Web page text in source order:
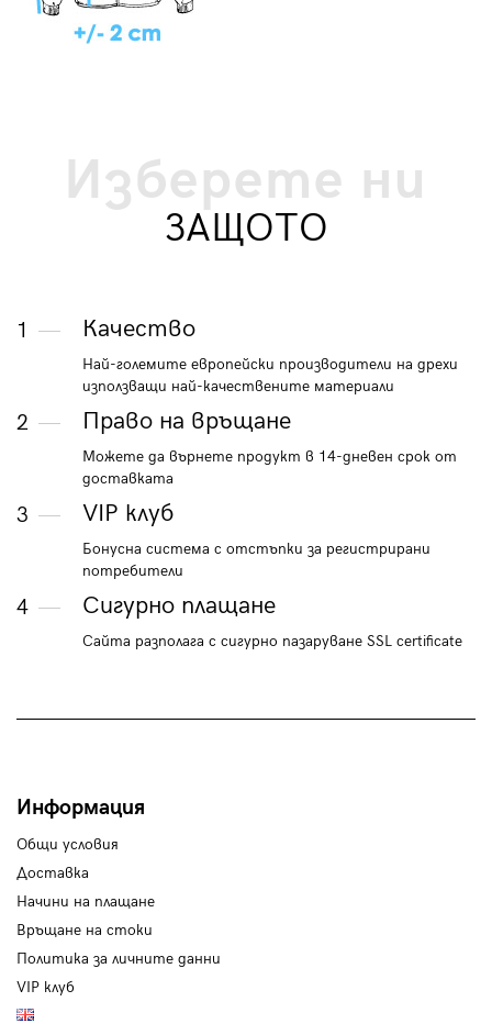
Изберете ни
ЗАЩОТО
1 Качество
Най-големите европейски производители на дрехи
използващи най-качествените материали
2 Право на връщане
Можете да върнете продукт в 14-дневен срок от
доставката
3 VIP клуб
Бонусна система с отстъпки за регистрирани
потребители
4 Сигурно плащане
Сайта разполага с сигурно пазаруване SSL certificate
Информация
Общи условия
Доставка
Начини на плащане
Връщане на стоки
Политика за личните данни
VIP клуб